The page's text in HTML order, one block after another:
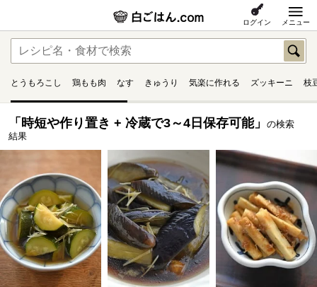
ログイン メニュー
とうもろこし 鶏もも肉 なす きゅうり 気楽に作れる ズッキーニ 枝
「時短や作り置き + 冷蔵で3～4日保存可能」
の検索
結果